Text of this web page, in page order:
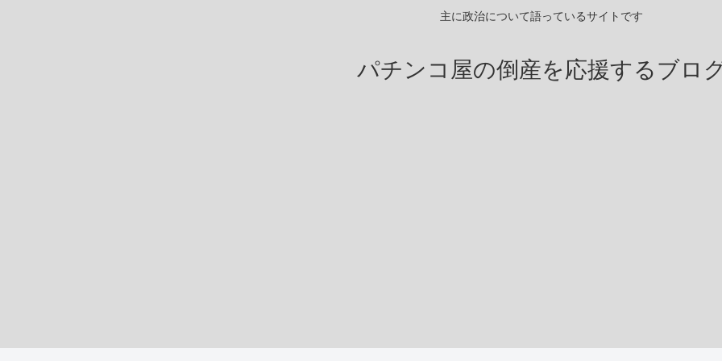
主に政治について語っているサイトです
パチンコ屋の倒産を応援するブロ